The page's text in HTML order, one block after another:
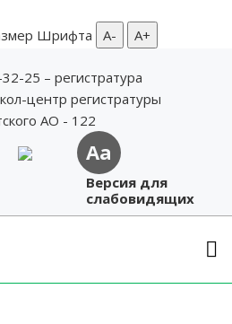
Шрифта А- А+
25 – регистратура
центр регистратуры
АО - 122
Aa
Версия для
слабовидящих